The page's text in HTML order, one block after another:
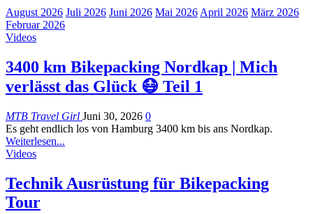
August 2026 Juli 2026 Juni 2026 Mai 2026 April 2026 März 2026
Februar 2026
Videos
3400 km Bikepacking Nordkap | Mich
verlässt das Glück 😷 Teil 1
MTB Travel Girl Juni 30, 2026 0
Es geht endlich los von Hamburg 3400 km bis ans Nordkap.
Weiterlesen...
Videos
Technik Ausrüstung für Bikepacking
Tour